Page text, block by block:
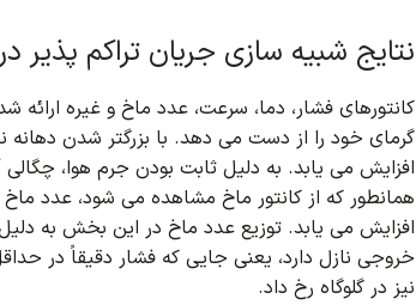
نتایج شبیه سازی جریان تراکم پذیر
کانتورهای فشار، دما، سرعت، عدد ماخ و غیره ارائه
گرمای خود را از دست می دهد. با بزرگتر شدن
افزایش می یابد. به دلیل ثابت بودن جرم هوا،
همانطور که از کانتور ماخ مشاهده می شود، عدد
افزایش می یابد. توزیع عدد ماخ در این بخش به
خروجی نازل دارد، یعنی جایی که فشار دقیقاً در
نیز در گلوگاه رخ داد.